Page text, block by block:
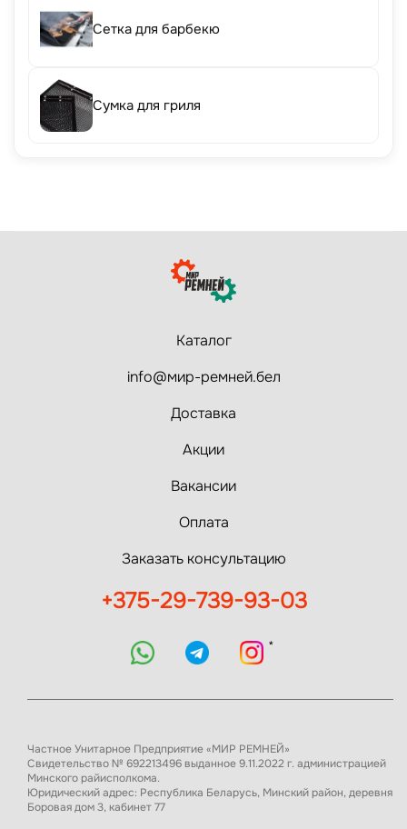
Сетка для барбекю
Сумка для гриля
Каталог
info@мир-ремней.бел
Доставка
Акции
Вакансии
Оплата
Заказать консультацию
+375-29-739-93-03
*
Частное Унитарное Предприятие «МИР РЕМНЕЙ»
Свидетельство № 692213496 выданное 9.11.2022 г. администрацией
Минского райисполкома.
Юридический адрес: Республика Беларусь, Минский район, деревня
Боровая дом 3, кабинет 77